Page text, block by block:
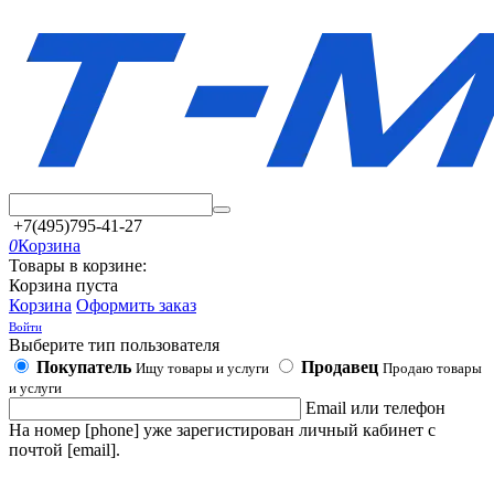
+7(495)795-41-27
0Корзина
Товары в корзине:
Корзина пуста
Корзина Оформить заказ
Войти
Выберите тип пользователя
Покупатель Ищу товары и услуги Продавец Продаю товары
и услуги
Email или телефон
На номер [phone] уже зарегистирован личный кабинет с
почтой [email].